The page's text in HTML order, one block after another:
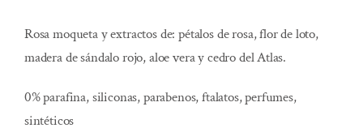
Rosa moqueta y extractos de: pétalos de rosa, flor de loto,
madera de sándalo rojo, aloe vera y cedro del Atlas.
0% parafina, siliconas, parabenos, ftalatos, perfumes,
sintéticos